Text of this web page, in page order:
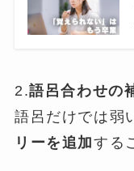
2.語呂合わせの
語呂だけでは弱
リーを追加する